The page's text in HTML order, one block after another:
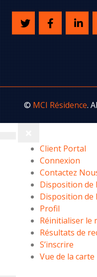
©MCI Résidence.
Client Portal
Connexion
Contactez
Disposition de
Disposition de
Profil
Réinitialiser le
Résultats de
S’inscrire
Vue de la carte